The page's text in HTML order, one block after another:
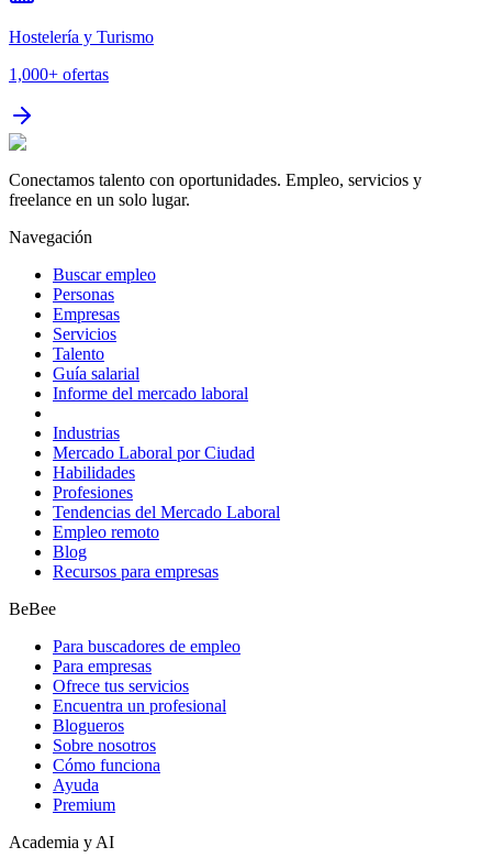
Hostelería y Turismo
1,000+ ofertas
Conectamos talento con oportunidades. Empleo, servicios y
freelance en un solo lugar.
Navegación
Buscar empleo
Personas
Empresas
Servicios
Talento
Guía salarial
Informe del mercado laboral
Industrias
Mercado Laboral por Ciudad
Habilidades
Profesiones
Tendencias del Mercado Laboral
Empleo remoto
Blog
Recursos para empresas
BeBee
Para buscadores de empleo
Para empresas
Ofrece tus servicios
Encuentra un profesional
Blogueros
Sobre nosotros
Cómo funciona
Ayuda
Premium
Academia y AI